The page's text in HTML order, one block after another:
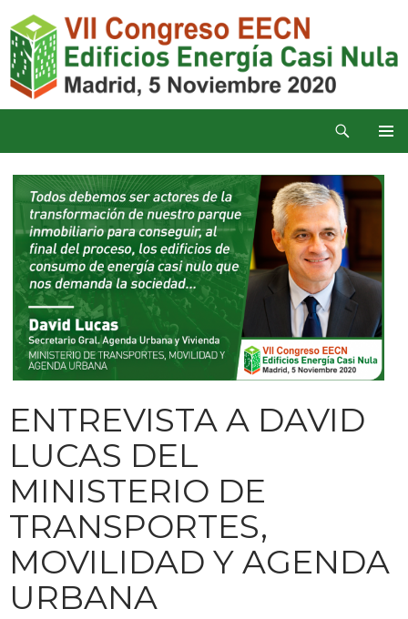
contenido
ENTREVISTA A DAVID
LUCAS DEL
MINISTERIO DE
TRANSPORTES,
MOVILIDAD Y AGENDA
URBANA